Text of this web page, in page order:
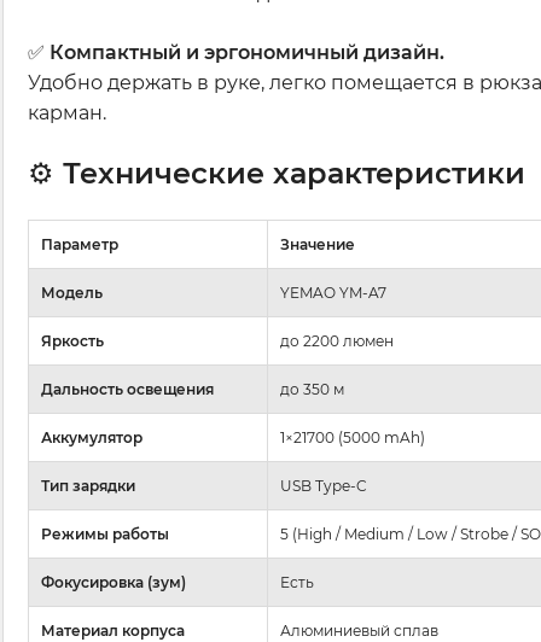
✅ Компактный и эргономичный дизайн.
Удобно держать в руке, легко помещается в
карман.
⚙️ Технические характеристики
Параметр Значение
Модель YEMAO YM-A7
Яркость до 2200 люмен
Дальность освещения до 350 м
Аккумулятор 1×21700 (5000 mAh)
Тип зарядки USB Type-C
Режимы работы 5 (High / Medium / Low / Strobe /
Фокусировка (зум) Есть
Материал корпуса Алюминиевый сплав